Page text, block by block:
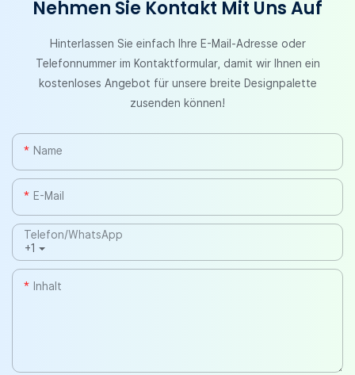
Nehmen Sie Kontakt Mit Uns Auf
Hinterlassen Sie einfach Ihre E-Mail-Adresse oder
Telefonnummer im Kontaktformular, damit wir Ihnen ein
kostenloses Angebot für unsere breite Designpalette
zusenden können!
Name
E-Mail
+1
Telefon/WhatsApp
Inhalt